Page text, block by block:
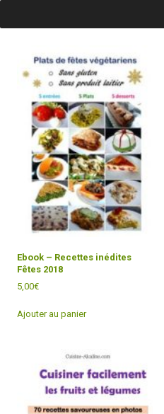
Ebook – Recettes inédites
Fêtes 2018
5,00€
Ajouter au panier